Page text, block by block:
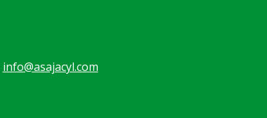
info@asajacyl.com